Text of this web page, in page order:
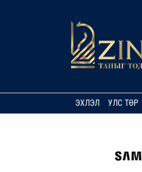
ЭХЛЭЛ УЛС ТӨР